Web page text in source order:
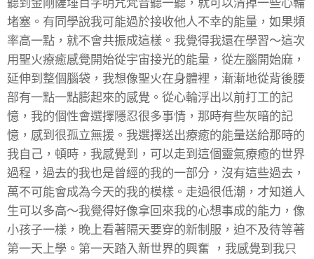
堵塞。有同學說我可能過於接收他人不幸的能量，如果頻
率高一點，就不會共振成這樣。我覺得我還在學習～這次
用聖火療癒感覺開始從宇宙接光的能量，從左腦開始麻，
延伸到整個腦袋，我想像聖火在身體裡，漸漸地從背後腰
部有一點一點膨起來的感覺。從心輪浮出以前打工的記
憶，我的個性會選擇隱忍很多事情，那時有些灰暗的記
憶，感到很孤立無援。我選擇送出療癒的能量送給那時的
我自己，頓時，我感覺到，可以走到這個靈氣療癒的世界
過程，過去的我也是曾經的我的一部分，沒有這些過去，
萬不可能會成為今天的我的模樣。走過很低潮，才知道人
生可以多高～我覺得好像拿回來我的心想事成的能力，像
小孩子一樣，晚上看著隔天要穿的新制服，迫不及待等著
第一天上學。第一天踏入新世界的興奮 ，我感覺到我只